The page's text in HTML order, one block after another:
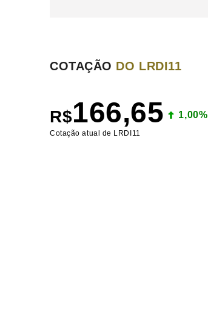
COTAÇÃO DO LRDI11
R$166,65 1,00%
Cotação atual de LRDI11